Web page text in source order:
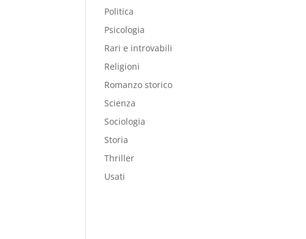
Politica
Psicologia
Rari e introvabili
Religioni
Romanzo storico
Scienza
Sociologia
Storia
Thriller
Usati